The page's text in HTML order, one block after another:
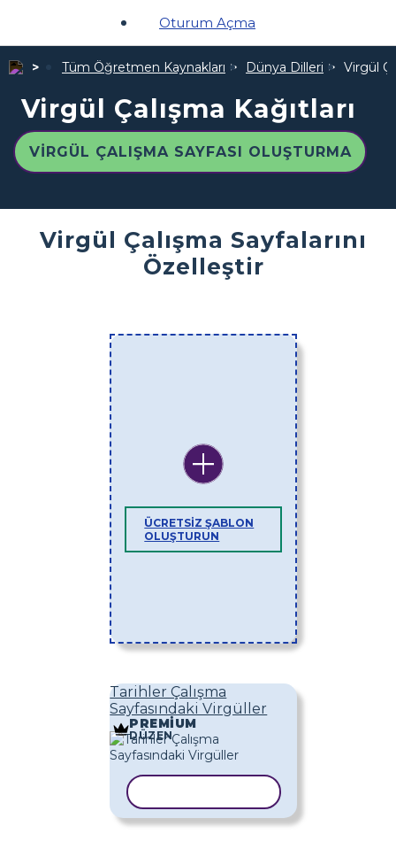
Oturum Açma
Tüm Öğretmen Kaynakları Dünya Dilleri Virgül
Virgül Çalışma Kağıtları
VIRGÜL ÇALIŞMA SAYFASI OLUŞTURMA
Virgül Çalışma Sayfalarını
Özelleştir
ÜCRETSIZ ŞABLON
OLUŞTURUN
Tarihler Çalışma
Sayfasındaki Virgüller
PREMIUM
DÜZEN